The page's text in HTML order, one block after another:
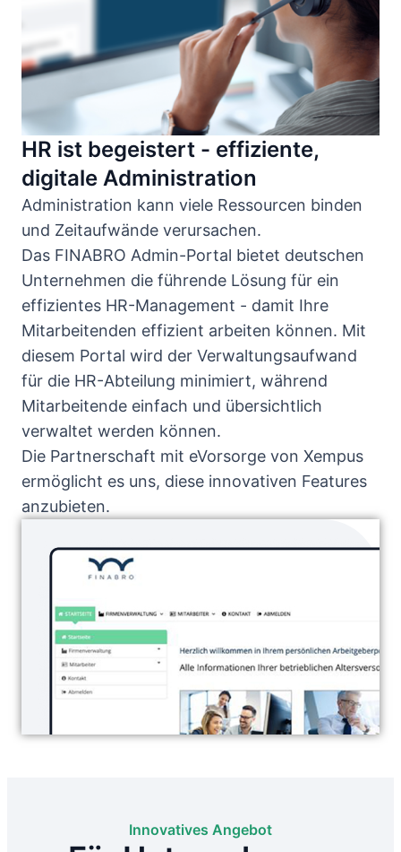
HR ist begeistert - effiziente,
digitale Administration
Administration kann viele Ressourcen binden
und Zeitaufwände verursachen.
Das FINABRO Admin-Portal bietet deutschen
Unternehmen die führende Lösung für ein
effizientes HR-Management - damit Ihre
Mitarbeitenden effizient arbeiten können. Mit
diesem Portal wird der Verwaltungsaufwand
für die HR-Abteilung minimiert, während
Mitarbeitende einfach und übersichtlich
verwaltet werden können.
Die Partnerschaft mit eVorsorge von Xempus
ermöglicht es uns, diese innovativen Features
anzubieten.
Innovatives Angebot